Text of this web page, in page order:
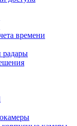
времени